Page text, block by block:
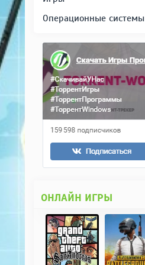
Операционные системы
ОНЛАЙН ИГРЫ